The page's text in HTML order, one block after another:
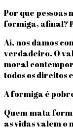
Por que
formiga, afinal?
Aí, nos damos
verdadeiro. O
moral
todos os direitos
A formiga é
Quem mata
as vidas valem o